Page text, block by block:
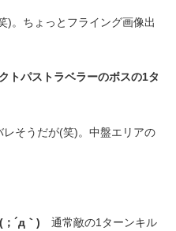
)。ちょっとフライング画像出
トパストラベラーのボスの1タ
そうだが(笑)。中盤エリアの
´д｀)ゞ 通常敵の1ターンキル